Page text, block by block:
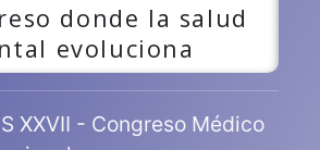
donde la salud
evoluciona
XXVII - Congreso Médico